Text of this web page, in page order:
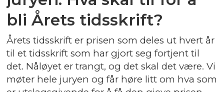
bli Årets tidsskrift?
Årets tidsskrift er prisen som deles ut hvert år
til et tidsskrift som har gjort seg fortjent til
det. Nåløyet er trangt, og det skal det være. Vi
møter hele juryen og får høre litt om hva som